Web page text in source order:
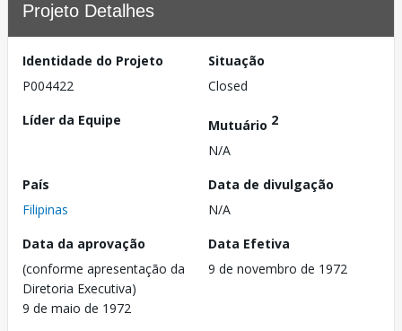
Projeto Detalhes
Identidade do Projeto
P004422
Situação
Closed
Líder da Equipe
Mutuário 2
N/A
País
Filipinas
Data de divulgação
N/A
Data da aprovação
(conforme apresentação da
Diretoria Executiva)
9 de maio de 1972
Data Efetiva
9 de novembro de 1972